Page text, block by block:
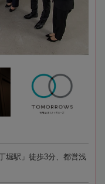
堀駅」徒歩3分、都営浅